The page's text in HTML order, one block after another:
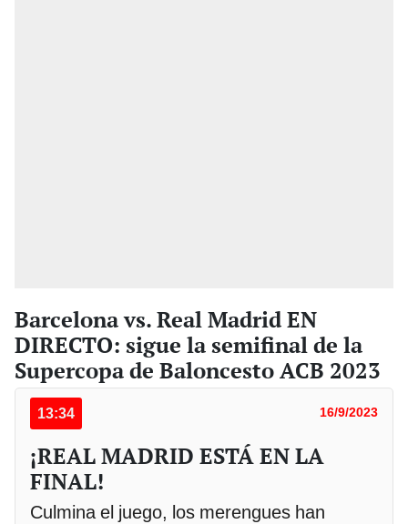
Barcelona vs. Real Madrid EN
DIRECTO: sigue la semifinal de la
Supercopa de Baloncesto ACB 2023
13:34 16/9/2023
¡REAL MADRID ESTÁ EN LA
FINAL!
Culmina el juego, los merengues han